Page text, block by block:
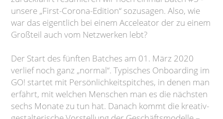
unsere „First-Corona-Edition“ sozusagen. Also, wie
war das eigentlich bei einem Acceleator der zu einem
Großteil auch vom Netzwerken lebt?
Der Start des fünften Batches am 01. März 2020
verlief noch ganz „normal“. Typisches Onboarding im
GO! startet mit Persönlichkeitspitches, in denen man
erfährt, mit welchen Menschen man es die nächsten
sechs Monate zu tun hat. Danach kommt die kreativ-